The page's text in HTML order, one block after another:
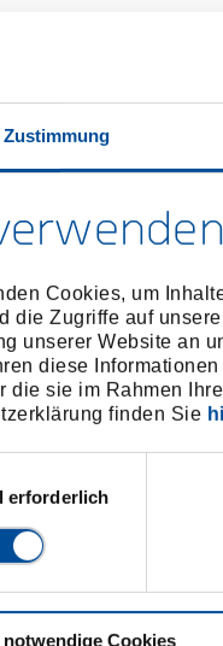
Zustimmung
Cookies, um
die Zugriffe auf
unserer Website an
diese
die sie im Rahmen
finden Sie
erforderlich
notwendige Cookies